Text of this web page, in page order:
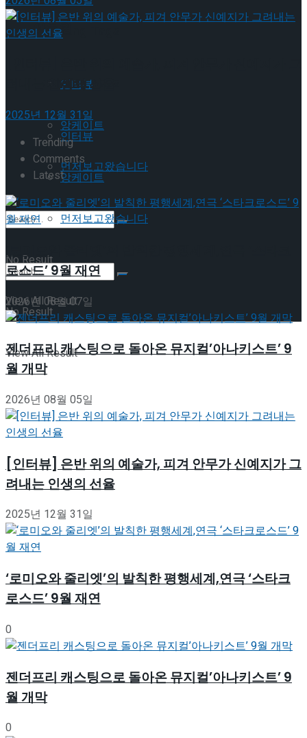
Trending Tags
인터뷰
앙케이트
먼저보고왔습니다
No Result
View All Result
이호원
Trending Tags
인터뷰
앙케이트
먼저보고왔습니다
No Result
View All Result
려내는 인생의 선율
2025년 12월 31일
Trending
Comments
Latest
‘로미오와 줄리엣’의 발칙한 평행세계,연극 ‘스타크
로스드’ 9월 재연
2026년 08월 07일
젠더프리 캐스팅으로 돌아온 뮤지컬’아나키스트’ 9
월 개막
2026년 08월 05일
[인터뷰] 은반 위의 예술가, 피겨 안무가 신예지가 그
려내는 인생의 선율
2025년 12월 31일
‘로미오와 줄리엣’의 발칙한 평행세계,연극 ‘스타크
로스드’ 9월 재연
0
젠더프리 캐스팅으로 돌아온 뮤지컬’아나키스트’ 9
월 개막
0